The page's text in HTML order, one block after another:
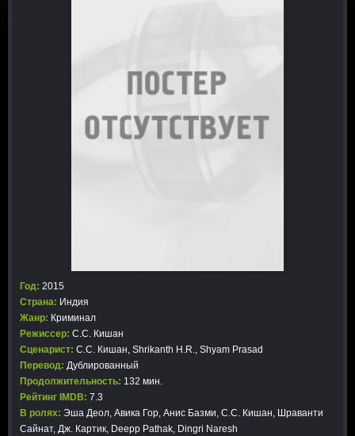
Год: 2015
Страна: Индия
Жанр: Криминал
Режиссер: С.С. Кишан
Сценарист: С.С. Кишан, Shrikanth H.R., Shyam Prasad
Перевод: Дублированный
Продолжительность: 132 мин.
Рейтинг IMDB: 7.3
В ролях: Эша Деол, Авика Гор, Анис Базми, С.С. Кишан, Шраванти
Сайнат, Дж. Картик, Deepp Pathak, Dingri Naresh